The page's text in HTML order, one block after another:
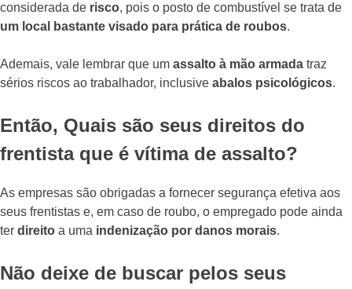
considerada de risco, pois o posto de combustível se trata de
um local bastante visado para prática de roubos.
Ademais, vale lembrar que um assalto à mão armada traz
sérios riscos ao trabalhador, inclusive abalos psicológicos.
Então, Quais são seus direitos do
frentista que é vítima de assalto?
As empresas são obrigadas a fornecer segurança efetiva aos
seus frentistas e, em caso de roubo, o empregado pode ainda
ter direito a uma indenização por danos morais.
Não deixe de buscar pelos seus